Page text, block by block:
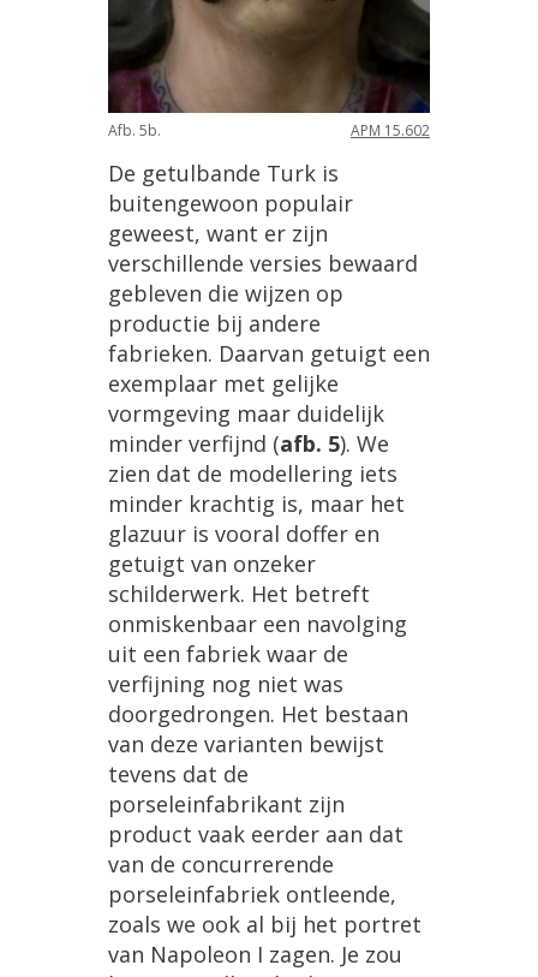
Afb. 5b. APM 15.602
De getulbande Turk is
buitengewoon populair
geweest, want er zijn
verschillende versies bewaard
gebleven die wijzen op
productie bij andere
fabrieken. Daarvan getuigt een
exemplaar met gelijke
vormgeving maar duidelijk
minder verfijnd (afb. 5). We
zien dat de modellering iets
minder krachtig is, maar het
glazuur is vooral doffer en
getuigt van onzeker
schilderwerk. Het betreft
onmiskenbaar een navolging
uit een fabriek waar de
verfijning nog niet was
doorgedrongen. Het bestaan
van deze varianten bewijst
tevens dat de
porseleinfabrikant zijn
product vaak eerder aan dat
van de concurrerende
porseleinfabriek ontleende,
zoals we ook al bij het portret
van Napoleon I zagen. Je zou